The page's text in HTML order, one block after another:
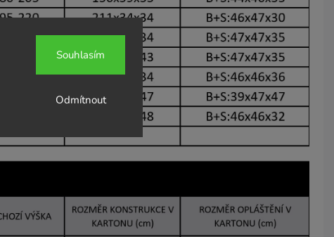
Odmítnout
Souhlasím